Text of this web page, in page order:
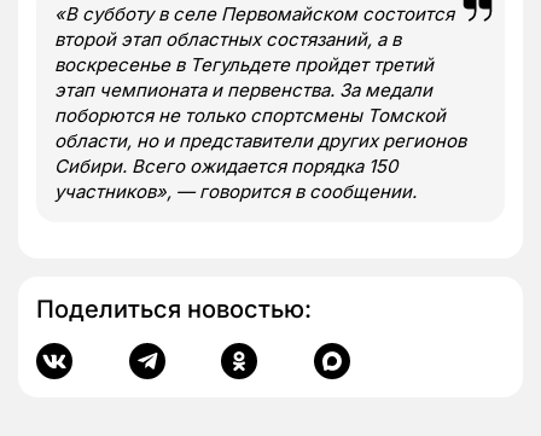
«В субботу в селе Первомайском состоится
второй этап областных состязаний, а в
воскресенье в Тегульдете пройдет третий
этап чемпионата и первенства. За медали
поборются не только спортсмены Томской
области, но и представители других регионов
Сибири. Всего ожидается порядка 150
участников», — говорится в сообщении.
Поделиться новостью: